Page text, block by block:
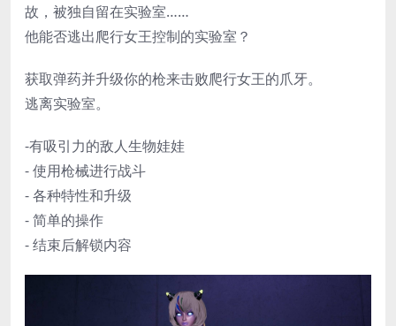
故，被独自留在实验室……
他能否逃出爬行女王控制的实验室？
获取弹药并升级你的枪来击败爬行女王的爪牙。
逃离实验室。
-有吸引力的敌人生物娃娃
- 使用枪械进行战斗
- 各种特性和升级
- 简单的操作
- 结束后解锁内容